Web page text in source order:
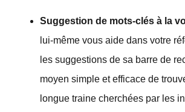
Suggestion de mots-clés à la
lui-même vous aide dans votre
les suggestions de sa barre de
moyen simple et efficace de
longue traine cherchées par les